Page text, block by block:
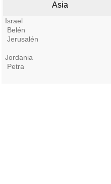
Asia
Israel
Belén
Jerusalén
Jordania
Petra